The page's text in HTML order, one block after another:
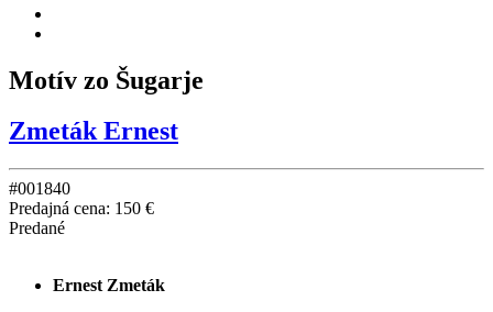
Motív zo Šugarje
Zmeták Ernest
#001840
Predajná cena: 150 €
Predané
Ernest Zmeták